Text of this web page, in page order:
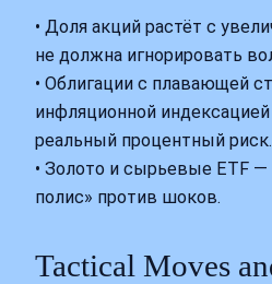
• Доля акций растёт с
не должна игнорировать
• Облигации с плавающей
инфляционной
реальный процентный риск.
• Золото и сырьевые ETF —
полис» против шоков.
Tactical Moves